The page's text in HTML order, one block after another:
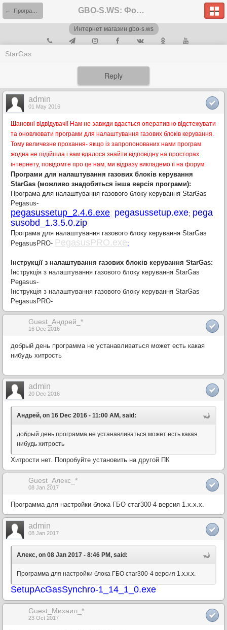
GBO-S.WS: Форум
Интернет магазин gbo-s.ws
StarGas
Reply
admin
01 May 2016
Шановні відвідувачі! Нам не завжди вдається оперативно відстежувати
та оновлювати програми для налаштування газових блоків керування.
Тому величезне прохання- якщо із запропонованих нами програм
жодна не підійшла і вам вдалося знайти відповідну на просторах
інтернету, повідомте про це нам, ми відразу викладемо її на форум.
Програми для налаштування газових блоків керування
StarGas (можливо знадобиться інша версія програми):
Програма для налаштування газового блоку керування StarGas
Pegasus-
pegasussetup_2.4.6.exe; pegasussetup.exe; pega
susobd_1.3.5.0.zip
Програма для налаштування газового блоку керування StarGas
PegasusPRO- PegasusPRO.exe;
Інструкції з налаштування газових блоків керування StarGas:
Інструкція з налаштування газового блоку керування StarGas
Pegasus-
Інструкція з налаштування газового блоку керування StarGas
PegasusPRO-
Guest_Андрей_*
16 Dec 2016
добрый день программа не устанавливаться может есть какая
нибудь хитрость
admin
20 Dec 2016
Андрей, on 16 Dec 2016 - 11:00 AM, said:
добрый день программа не устанавливаться может есть какая
нибудь хитрость
Хитрости нет. Попробуйте установить на другой ПК
Guest_Алекс_*
08 Jan 2017
Программа для настройки блока ГБО стаг300-4 версия 1.x.x.x.
admin
08 Jan 2017
Алекс, on 08 Jan 2017 - 8:46 PM, said:
Программа для настройки блока ГБО стаг300-4 версия 1.x.x.x.
SetupAcGasSynchro-1_14_1_0.exe
Guest_Михаил_*
23 Oct 2017